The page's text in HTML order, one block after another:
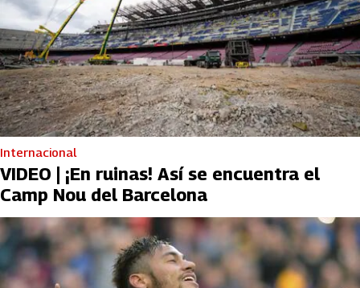
Internacional
VIDEO | ¡En ruinas! Así se encuentra el
Camp Nou del Barcelona